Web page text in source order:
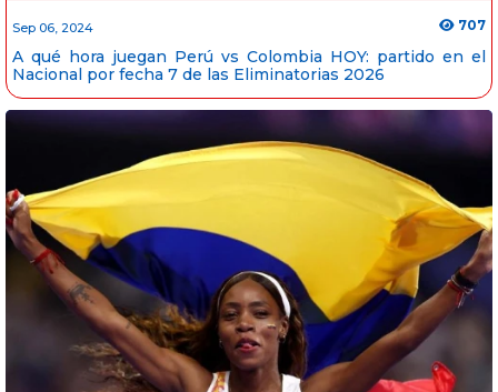
Sep 06, 2024 707
A qué hora juegan Perú vs Colombia HOY: partido en el
Nacional por fecha 7 de las Eliminatorias 2026